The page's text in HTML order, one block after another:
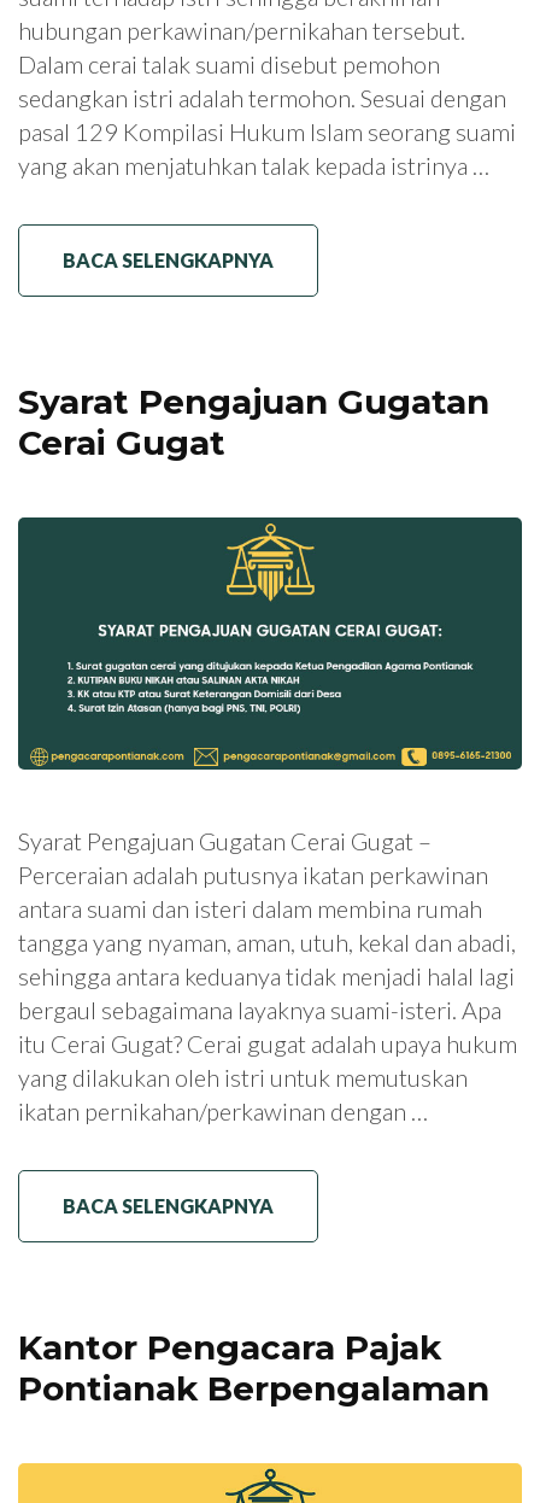
hubungan perkawinan/pernikahan tersebut.
Dalam cerai talak suami disebut pemohon
sedangkan istri adalah termohon. Sesuai dengan
pasal 129 Kompilasi Hukum Islam seorang suami
yang akan menjatuhkan talak kepada istrinya …
BACA SELENGKAPNYA
Syarat Pengajuan Gugatan
Cerai Gugat
Syarat Pengajuan Gugatan Cerai Gugat –
Perceraian adalah putusnya ikatan perkawinan
antara suami dan isteri dalam membina rumah
tangga yang nyaman, aman, utuh, kekal dan abadi,
sehingga antara keduanya tidak menjadi halal lagi
bergaul sebagaimana layaknya suami-isteri. Apa
itu Cerai Gugat? Cerai gugat adalah upaya hukum
yang dilakukan oleh istri untuk memutuskan
ikatan pernikahan/perkawinan dengan …
BACA SELENGKAPNYA
Kantor Pengacara Pajak
Pontianak Berpengalaman